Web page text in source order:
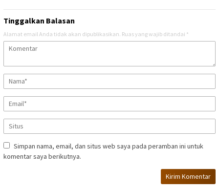
Tinggalkan Balasan
Alamat email Anda tidak akan dipublikasikan. Ruas yang wajib ditandai *
Simpan nama, email, dan situs web saya pada peramban ini untuk
komentar saya berikutnya.